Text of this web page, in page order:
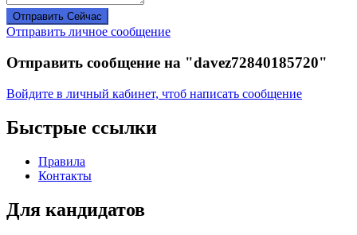
Отправить Сейчас
Отправить личное сообщение
Отправить сообщение на "davez72840185720"
Войдите в личный кабинет, чтоб написать сообщение
Быстрые ссылки
Правила
Контакты
Для кандидатов